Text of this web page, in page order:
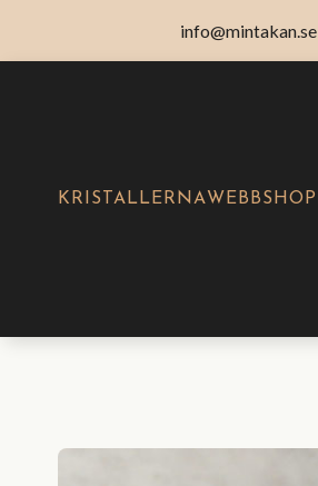
info@mintakan.se
KRISTALLERNAWEBBSHOP